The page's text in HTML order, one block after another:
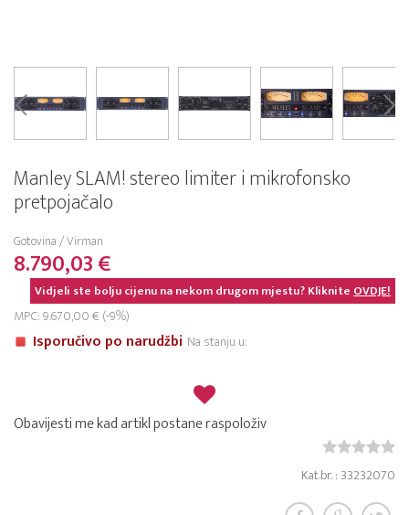
Manley SLAM! stereo limiter i mikrofonsko
pretpojačalo
Gotovina / Virman
8.790,03 €
Vidjeli ste bolju cijenu na nekom drugom mjestu? KlikniteOVDJE!
MPC: 9.670,00 € (-9%)
Isporučivo po narudžbi Na stanju u:
Obavijesti me kad artikl postane raspoloživ
Kat.br. : 33232070